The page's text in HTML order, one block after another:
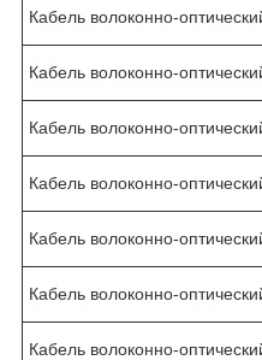
Кабель волоконно-
Кабель волоконно-
Кабель волоконно-
Кабель волоконно-
Кабель волоконно-
Кабель волоконно-
Кабель волоконно-